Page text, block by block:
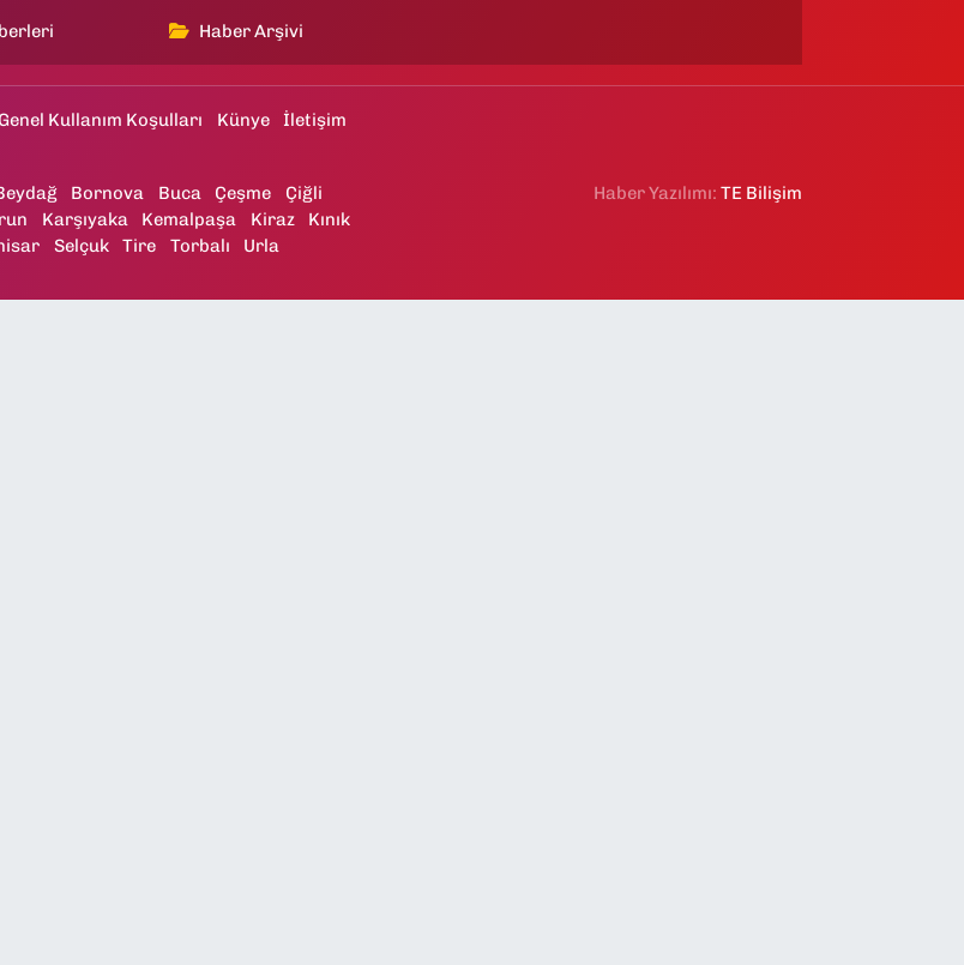
Haber Arşivi
Genel Kullanım Koşulları Künye
İletişim
Bornova Buca Çeşme
Çiğli
Karşıyaka Kemalpaşa Kiraz
Kınık
Selçuk Tire Torbalı Urla
Haber Yazılımı:TE Bilişim